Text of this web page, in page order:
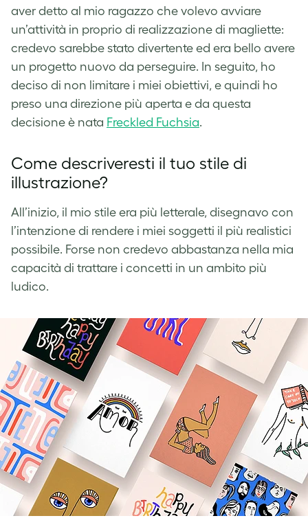
aver detto al mio ragazzo che volevo avviare
un’attività in proprio di realizzazione di magliette:
credevo sarebbe stato divertente ed era bello avere
un progetto nuovo da perseguire. In seguito, ho
deciso di non limitare i miei obiettivi, e quindi ho
preso una direzione più aperta e da questa
decisione è nata Freckled Fuchsia.
Come descriveresti il tuo stile di
illustrazione?
All’inizio, il mio stile era più letterale, disegnavo con
l’intenzione di rendere i miei soggetti il più realistici
possibile. Forse non credevo abbastanza nella mia
capacità di trattare i concetti in un ambito più
ludico.